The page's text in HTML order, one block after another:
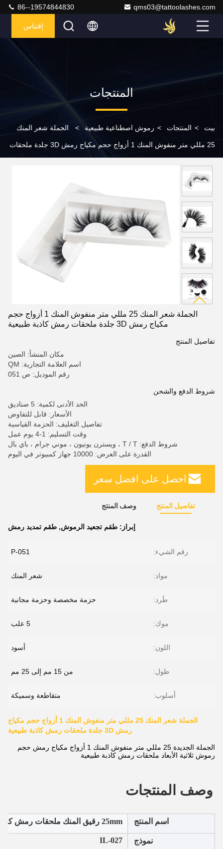
qms03@tattoolashes.com
86--19574844830
إقتباس
المنتجات
بيت > المنتجات > رموش اصطناعية طبيعية > الجملة شعر المنك
25 مللي متر منفوش المنك 1 أزواج حجم مكياج رمش 3D جلدة ملحقات
الجملة شعر المنك 25 مللي متر منفوش المنك 1 أزواج حجم
مكياج رمش 3D جلدة ملحقات رمش كاذبة طبيعية
تفاصيل المنتج
مكان المنشأ: الصين
اسم العلامة التجارية: QM
رقم الموديل: ص 051
شروط الدفع والشحن
الحد الأدنى لكمية: 5 صناديق
الأسعار: قابل للتفاوض
تفاصيل التغليف: الحزمة القياسية
وقت التسليم: 1-4 يوم عمل
شروط الدفع: T / T ، ويسترن يونيون ، موني جرام ، باي بال
القدرة على العرض: 10000 جهاز كمبيوتر في اليوم
احصل على افضل سعر
تفاصيل المنتج وصف المنتج
إبراز: طقم تجعيد الرموش, طقم تمديد رمش
رقم الشيء: P-051
مواد: شعر المنك
طَرد: حزمة مخصصة وحزمة مجانية
موك: 5 علب
اللون: أسود
طول: من 15 مم إلى 25 مم
أسلوب: متقاطعة وسميكة
الجملة شعر المنك 25 مللي متر منفوش المنك 1 أزواج حجم مكياج
رمش 3D جلدة ملحقات رمش كاذبة طبيعية
الجملة الجديدة 25 مللي متر منفوش المنك 1 أزواج مكياج رمش حجم
رموش ثلاثية الأبعاد ملحقات رمش كاذبة طبيعية
وصف المنتجات
اسم المنتج 25mm رقيق المنك ملحقات رمش كاذبة
نموذج IL-027